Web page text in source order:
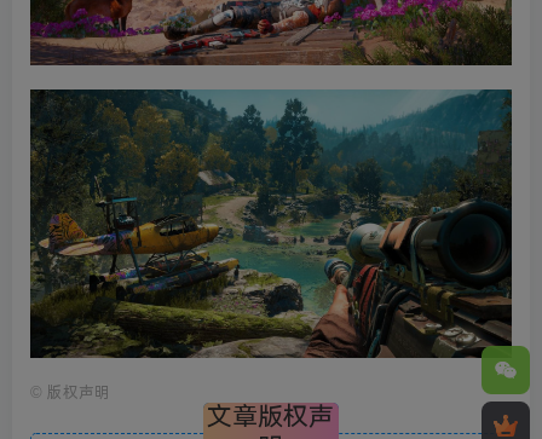
© 版权声明
文章版权声